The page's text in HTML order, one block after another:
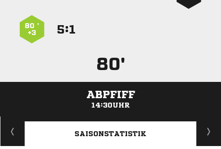
:
80 ’
+3
80'
ABPFIFF
14:30UHR
ANZEIGE
SAISONSTATISTIK